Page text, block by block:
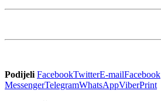
Podijeli FacebookTwitterE-mailFacebook
MessengerTelegramWhatsAppViberPrint